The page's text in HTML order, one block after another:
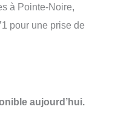
à Pointe-Noire,
pour une prise de
aujourd’hui.